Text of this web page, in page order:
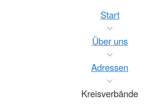
Start
Über uns
Adressen
Kreisverbände